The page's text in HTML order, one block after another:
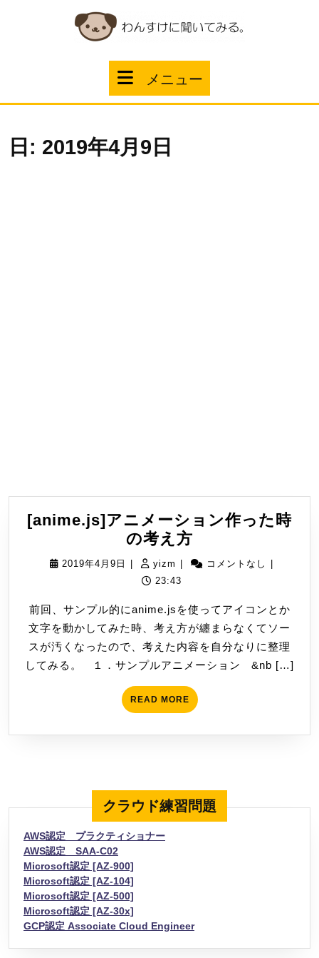
メニュー
ニ
日: 2019年4月9日
[anime.js]アニメーション作った時
の考え方
ア
ー
シ
ョ
ン
作
っ
え
方
2019年4月9日
2019
月
9
日
yizm yizm コメントなし
23:43
前回、サンプル的にanime.jsを使ってアイコンとか
文字を動かしてみた時、考え方が纏まらなくてソー
スが汚くなったので、考えた内容を自分なりに整理
してみる。 １．サンプルアニメーション &nb […]
READ MOREREAD
MORE
クラウド練習問題
AWS認定 プラクティショナー
AWS認定 SAA-C02
Microsoft認定 [AZ-900]
Microsoft認定 [AZ-104]
Microsoft認定 [AZ-500]
Microsoft認定 [AZ-30x]
GCP認定 Associate Cloud Engineer